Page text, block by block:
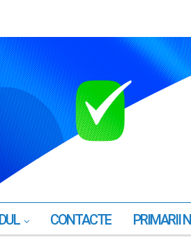
CONTACTE PRIMARII